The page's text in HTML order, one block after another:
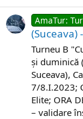
AmaTur:
(Suceava)
Turneu B
și duminică
Suceava),
7/8.I.2023;
Elite; ORA
– validare